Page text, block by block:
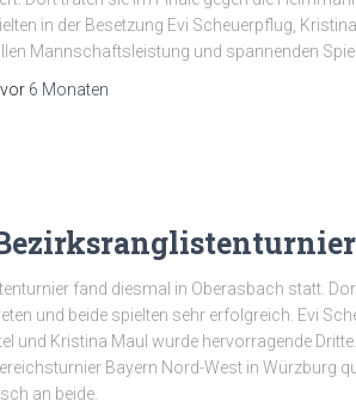
in der Besetzung Evi Scheuerpflug,
Mannschaftsleistung und spannenden
, vor 6 Monaten
fand diesmal in Oberasbach statt.
und beide spielten sehr erfolgreich. Evi
und Kristina Maul wurde hervorragende
Bayern Nord-West in Würzburg
an beide.